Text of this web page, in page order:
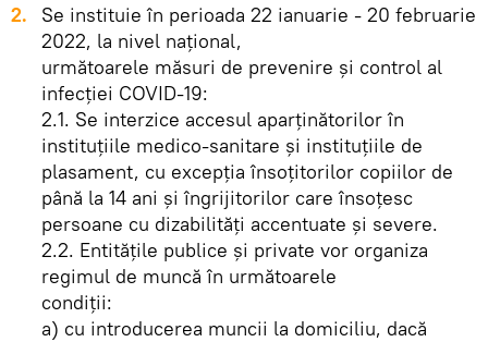
2.
Se instituie în perioada 22 ianuarie - 20 februarie
2022, la nivel naţional,
următoarele măsuri de prevenire şi control al
infecţiei COVID-19:
2.1. Se interzice accesul aparţinătorilor în
instituţiile medico-sanitare şi instituţiile de
plasament, cu excepţia însoţitorilor copiilor de
până la 14 ani şi îngrijitorilor care însoţesc
persoane cu dizabilităţi accentuate şi severe.
2.2. Entităţile publice şi private vor organiza
regimul de muncă în următoarele
condiţii:
a) cu introducerea muncii la domiciliu, dacă